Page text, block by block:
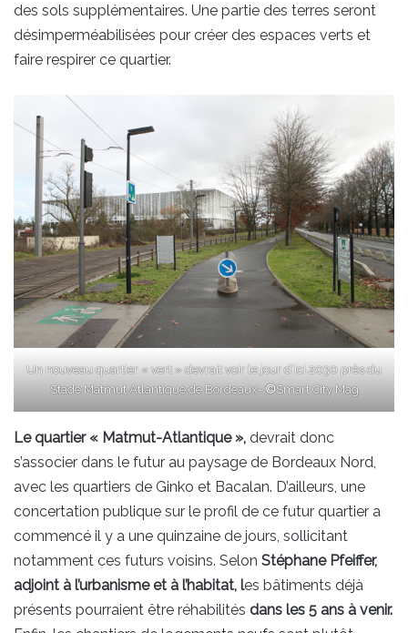
des sols supplémentaires. Une partie des terres seront
désimperméabilisées pour créer des espaces verts et
faire respirer ce quartier.
Un nouveau quartier « vert » devrait voir le jour d’ici 2030 près du
Stade Matmut Atlantique de Bordeaux- ©Smart City Mag
Le quartier « Matmut-Atlantique », devrait donc
s’associer dans le futur au paysage de Bordeaux Nord,
avec les quartiers de Ginko et Bacalan. D’ailleurs, une
concertation publique sur le profil de ce futur quartier a
commencé il y a une quinzaine de jours, sollicitant
notamment ces futurs voisins. Selon Stéphane Pfeiffer,
adjoint à l’urbanisme et à l’habitat, les bâtiments déjà
présents pourraient être réhabilités dans les 5 ans à venir.